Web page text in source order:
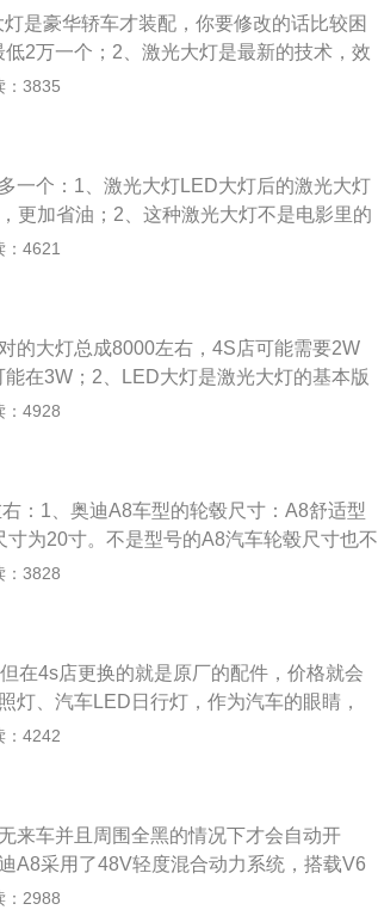
、加工等行业都有激光二极管身影。
是豪华轿车才装配，你要修改的话比较困
2万一个；2、激光大灯是最新的技术，效
有相应的服务；3、还不如用LED灯，虽
：3835
一个：1、激光大灯LED大灯后的激光大灯
更加省油；2、这种激光大灯不是电影里的
眼；3、原理是激光发光二极管的蓝光灯
：4621
的大灯总成8000左右，4S店可能需要2W
在3W；2、LED大灯是激光大灯的基本版
车可以选择带激光大灯的，如果车主的经
灯可以完全满足车主的夜间照明需求。激
前大灯都是发光二极管，原理是一样的。
：4928
：1、奥迪A8车型的轮毂尺寸：A8舒适型
为20寸。不是型号的A8汽车轮毂尺寸也不
新一代A8搭载的自动驾驶技术首次搭载了
达等一系列传感器组成的扫描系统；3、
上，新车采用3.0TFSI汽油发动机与电动
线充电技术，其位于行李厢底下的14.1kW
。
：3828
在4s店更换的就是原厂的配件，价格就会
灯、汽车LED日行灯，作为汽车的眼睛，
夜间开车或坏天气条件下的安全驾驶紧密
野上迷路时，一位农民用手提灯把他引回
把电用于前灯和尾灯，这样车灯就诞生
车时有些晃眼，为了克服这个缺点，后来
以在垂直方向移动，但驾驶员必须下车搬
：4242
来车并且周围全黑的情况下才会自动开
A8采用了48V轻度混合动力系统，搭载V6
，确保启动舒适性和的驾驶敏捷度。同时
：2988